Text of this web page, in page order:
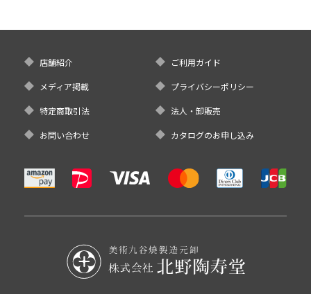
店舗紹介 ご利用ガイド
メディア掲載 プライバシーポリシー
特定商取引法 法人・卸販売
お問い合わせ カタログのお申し込み